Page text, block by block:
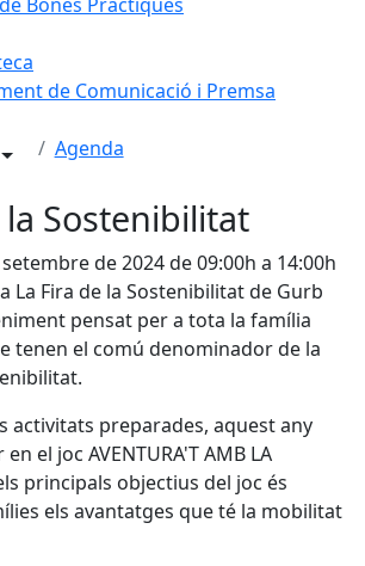
de Comunicació i Premsa
Agenda
la Sostenibilitat
de 2024 de 09:00h a 14:00h
La Fira de la Sostenibilitat de Gurb
pensat per a tota la família
tenen el comú denominador de la
activitats preparades, aquest any
el joc AVENTURA'T AMB LA
principals objectius del joc és
els avantatges que té la mobilitat